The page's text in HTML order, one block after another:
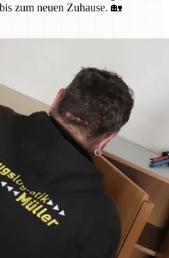
zum neuen Zuhause. 🏡